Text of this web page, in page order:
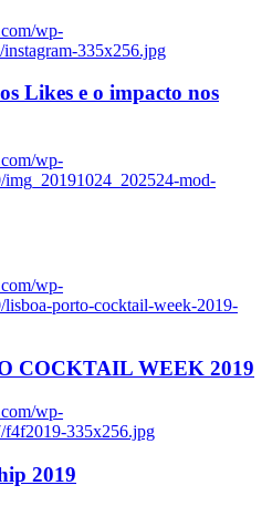
wp-
335x256.jpg
Likes e o impacto nos
wp-
img_20191024_202524-mod-
wp-
lisboa-porto-cocktail-week-2019-
COCKTAIL WEEK 2019
wp-
f4f2019-335x256.jpg
2019